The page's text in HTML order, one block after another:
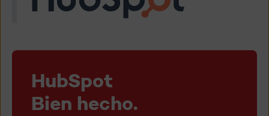
HubSpot
Bien hecho.